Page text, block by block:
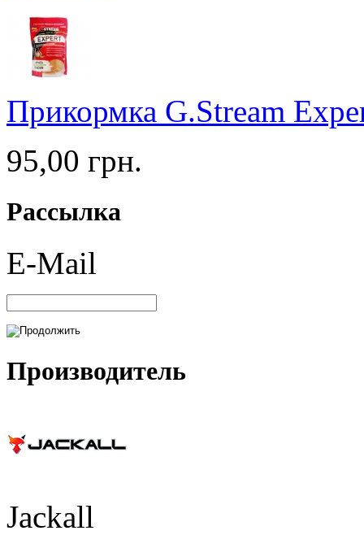
Прикормка G.Stream
95,00 грн.
Рассылка
E-Mail
Производитель
Jackall